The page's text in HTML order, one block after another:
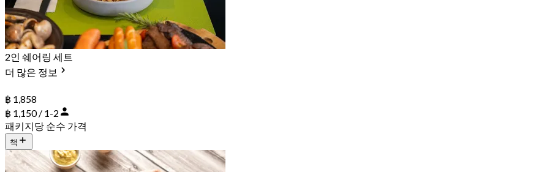
2인 쉐어링 세트
더 많은 정보
฿ 1,858
฿ 1,150 / 1-2
패키지당 순수 가격
책